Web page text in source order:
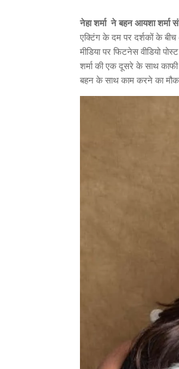
नेहा शर्मा ने बहन आयशा
एक्टिंग के दम पर दर्शकों के
मीडिया पर फिटनेस वीडियो
शर्मा की एक दूसरे के साथ
बहन के साथ काम करने का मौका